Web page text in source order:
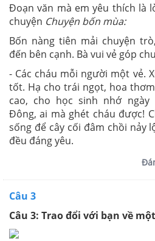
Đoạn văn mà em yêu thích là
chuyện Chuyện bốn mùa:
Bốn nàng tiên mải chuyện
đến bên cạnh. Bà vui vẻ góp
- Các cháu mỗi người một vẻ.
tốt. Hạ cho trái ngọt, hoa
cao, cho học sinh nhớ
Đông, ai mà ghét cháu được!
sống để cây cối đâm chồi nảy
đều đáng yêu.
Câu 3
Câu 3: Trao đổi với bạn về